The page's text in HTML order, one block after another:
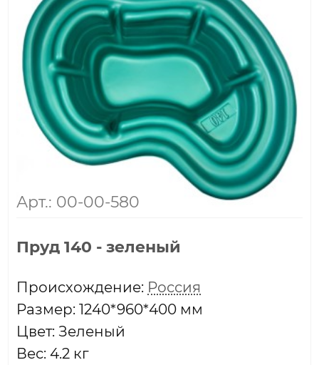
Арт.: 00-00-580
Пруд 140 - зеленый
Проиcхождение: Россия
Размер: 1240*960*400 мм
Цвет: Зеленый
Вес: 4.2 кг